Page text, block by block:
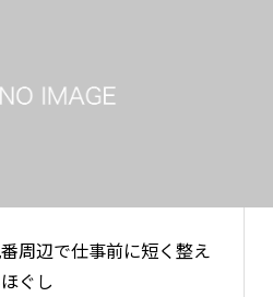
周辺で仕事前に短く整え
ぐし